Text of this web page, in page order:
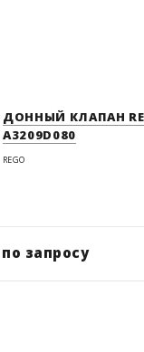
ДОННЫЙ КЛАПАН
A3209D080
REGO
по запросу